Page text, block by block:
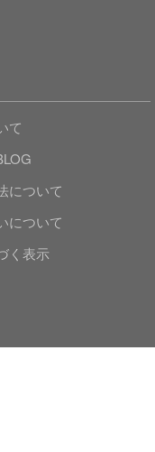
て
について
について
く表示